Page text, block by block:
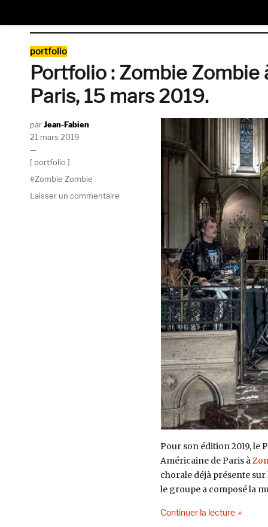
Catégories
portfolio
Portfolio : Zombie
Paris, 15 mars 2019.
Pour son édition 2019, le
Américaine de Paris à
chorale déjà présente sur
le groupe a composé la
Continuer la lecturede «
AuteurJean-Fabien
Publié
le
21 mars 2019
Catégories
portfolio
Étiquettes
Zombie Zombie
Laisser un commentaire